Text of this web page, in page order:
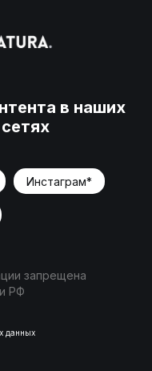
в наших
Инстаграм*
запрещена
РФ
данных